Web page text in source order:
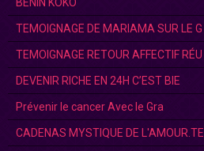
TEMOIGNAGE DE MARIAMA SUR LE G
TEMOIGNAGE RETOUR AFFECTIF RÉU
DEVENIR RICHE EN 24H C’EST BIE
Prévenir le cancer Avec le Gra
CADENAS MYSTIQUE DE L'AMOUR.TE